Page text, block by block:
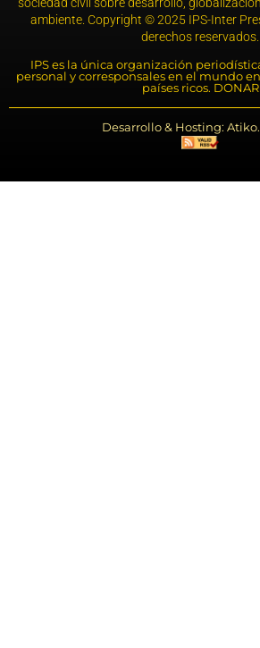
ambiente. Copyright © 2025 IPS-Inter
derechos reservados.
IPS es la única organización
personal y corresponsales en el mundo
países ricos. DONAR
Desarrollo & Hosting: